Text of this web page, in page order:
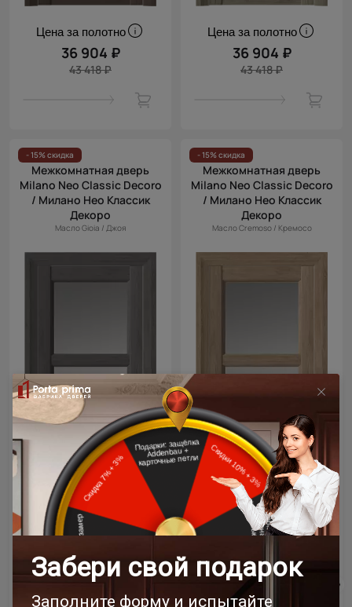
Цена за полотно
36 904 ₽
43 418 ₽
Цена за полотно
36 904 ₽
43 418 ₽
- 15% скидка
Межкомнатная дверь
Milano Neo Classic Decoro
/ Милано Нео Классик
Декоро
Масло Gioia / Джоя
Цена за полотно
36 904 ₽
- 15% скидка
Межкомнатная дверь
Milano Neo Classic Decoro
/ Милано Нео Классик
Декоро
Масло Cremoso / Кремосо
Цена за полотно
36 904 ₽